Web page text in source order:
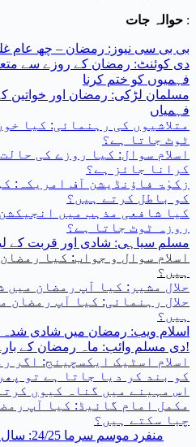
حوالہ جات :
بی بی سی نیوز: رمضان – چھ عام
دی کوئنٹ: رمضان کے روزے سے
فہمیوں کو ختم کرنا
فہمیاں
متلاشیوں کی رہنمائی: کیا
ٹوٹ جاتا ہے؟
اسلام سوال: کیا روزے کی
کرانا جائز ہے؟
زکوٰۃ فاؤنڈیشن آف امریکہ:
کو باطل کرتے ہیں؟
کیا شافعی مذہب میں
روزہ ٹوٹ جاتا ہے؟
مسلم سیاہی: شادی اور قربت کے
اسلام سوال و جواب: کیا
ہیں؟
حلال مشیر: کیا آپ رمضان میں
حلال رہنمائی: کیا آپ رمضان
ہیں؟
اسلام ویب: رمضان میں شادی شدہ
دی مسلم وائب: ماہ رمضان کے بارے میں 26 خرافات – ختم!
اسلام اسٹیک ایکسچینج: اگر
کو بند کر دیا جاتا ہے تو
اس مہینے میں گناہ کیوں
مکمل امام گائیڈ: کیا آپ
چبا سکتے ہیں؟
منفرد